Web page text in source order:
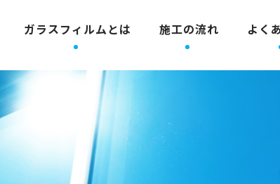
ガラスフィルムとは 施工の流れ よく